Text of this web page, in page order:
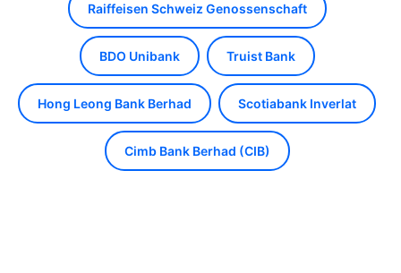
Raiffeisen Schweiz Genossenschaft
BDO Unibank Truist Bank
Hong Leong Bank Berhad Scotiabank Inverlat
Cimb Bank Berhad (CIB)